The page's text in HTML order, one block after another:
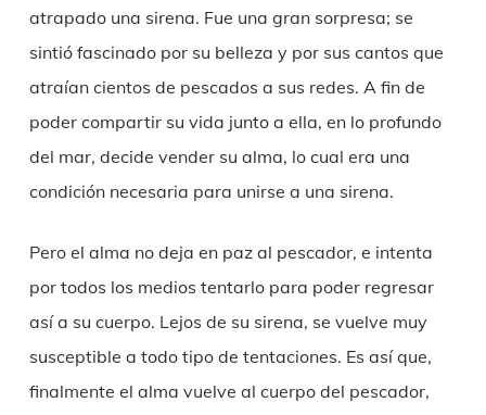
atrapado una sirena. Fue una gran sorpresa; se
sintió fascinado por su belleza y por sus cantos que
atraían cientos de pescados a sus redes. A fin de
poder compartir su vida junto a ella, en lo profundo
del mar, decide vender su alma, lo cual era una
condición necesaria para unirse a una sirena.
Pero el alma no deja en paz al pescador, e intenta
por todos los medios tentarlo para poder regresar
así a su cuerpo. Lejos de su sirena, se vuelve muy
susceptible a todo tipo de tentaciones. Es así que,
finalmente el alma vuelve al cuerpo del pescador,